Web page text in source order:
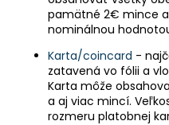
pamätné 2€ mince
nominálnou
Karta/coincard -
zatavená vo fólii a
Karta môže
a aj viac mincí.
rozmeru platobnej